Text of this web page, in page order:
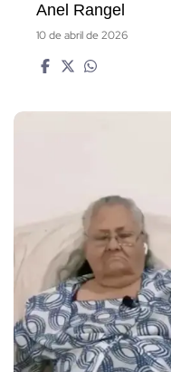
Anel Rangel
10 de abril de 2026